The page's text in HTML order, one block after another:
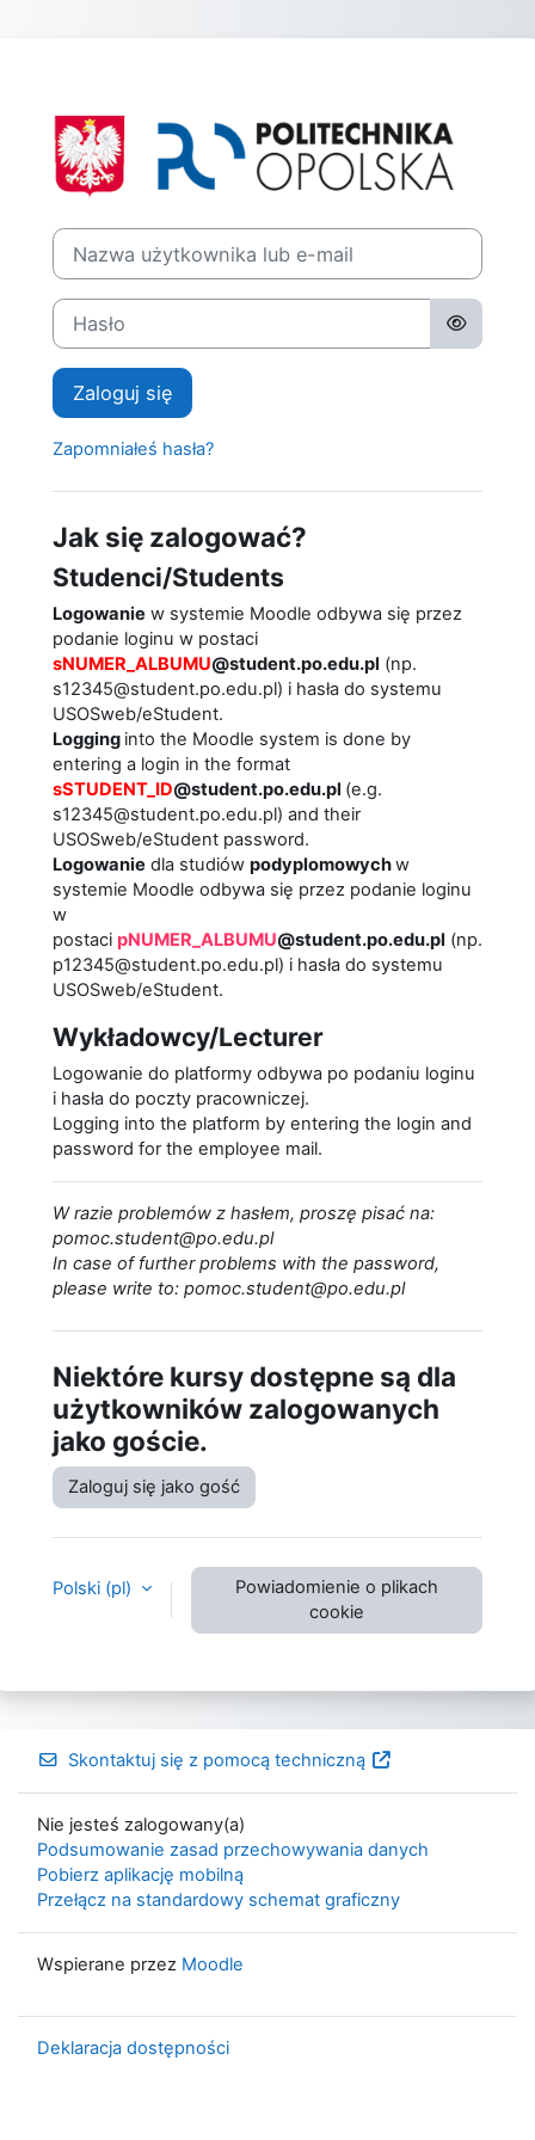
Zaloguj do
Nazwa użytkownika lub e-mail
Hasło
Zaloguj się
Zapomniałeś hasła?
Jak się zalogować?
Studenci/Students
Logowanie w systemie Moodle odbywa się przez
podanie loginu w postaci
sNUMER_ALBUMU@student.po.edu.pl (np.
s12345@student.po.edu.pl) i hasła do systemu
USOSweb/eStudent.
Logging into the Moodle system is done by
entering a login in the format
sSTUDENT_ID@student.po.edu.pl (e.g.
s12345@student.po.edu.pl) and their
USOSweb/eStudent password.
Logowanie dla studiów podyplomowychw
systemie Moodle odbywa się przez podanie loginu
w
postaci pNUMER_ALBUMU@student.po.edu.pl (np.
p12345@student.po.edu.pl) i hasła do systemu
USOSweb/eStudent.
Wykładowcy/Lecturer
Logowanie do platformy odbywa po podaniu loginu
i hasła do poczty pracowniczej.
Logging into the platform by entering the login and
password for the employee mail.
W razie problemów z hasłem, proszę pisać na:
pomoc.student@po.edu.pl
In case of further problems with the password,
please write to: pomoc.student@po.edu.pl
Niektóre kursy dostępne są dla
użytkowników zalogowanych
jako goście.
Zaloguj się jako gość
Polski ‎(pl)‎
Powiadomienie o plikach
cookie
Skontaktuj się z pomocą techniczną
Nie jesteś zalogowany(a)
Podsumowanie zasad przechowywania danych
Pobierz aplikację mobilną
Przełącz na standardowy schemat graficzny
Wspierane przez Moodle
Deklaracja dostępności